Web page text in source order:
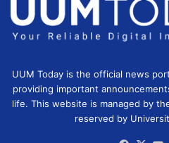
UUM Today is the official news
providing important
life. This website is managed by
reserved by